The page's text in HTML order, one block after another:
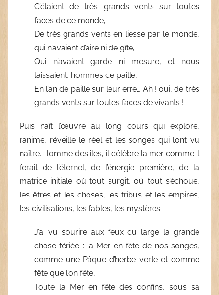
C’étaient de très grands vents sur toutes
faces de ce monde,
De très grands vents en liesse par le monde,
qui n’avaient d’aire ni de gîte,
Qui n’avaient garde ni mesure, et nous
laissaient, hommes de paille,
En l’an de paille sur leur erre… Ah ! oui, de très
grands vents sur toutes faces de vivants !
Puis naît l’œuvre au long cours qui explore,
ranime, réveille le réel et les songes qui l’ont vu
naître. Homme des îles, il célèbre la mer comme il
ferait de l’éternel, de l’énergie première, de la
matrice initiale où tout surgit, où tout s’échoue,
les êtres et les choses, les tribus et les empires,
les civilisations, les fables, les mystères.
J’ai vu sourire aux feux du large la grande
chose fériée : la Mer en fête de nos songes,
comme une Pâque d’herbe verte et comme
fête que l’on fête,
Toute la Mer en fête des confins, sous sa